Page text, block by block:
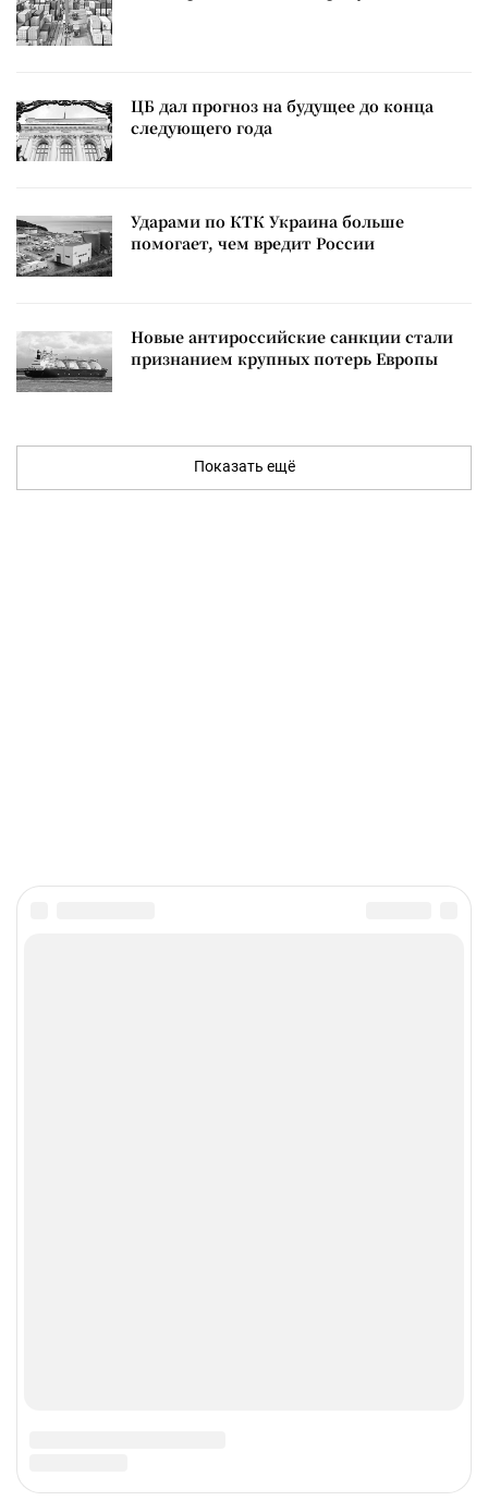
ЦБ дал прогноз на будущее до конца
следующего года
Ударами по КТК Украина больше
помогает, чем вредит России
Новые антироссийские санкции стали
признанием крупных потерь Европы
Показать ещё